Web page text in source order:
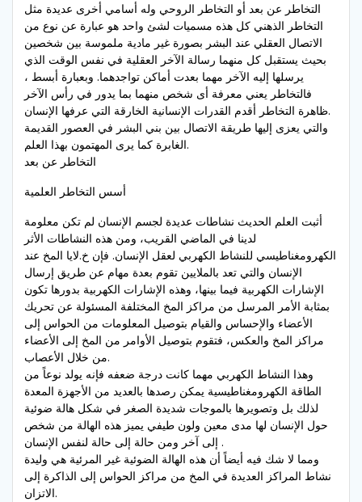
التخاطر عن بعد أو التخاطر الروحي وله أسامي أخرى عديدة مثل
التخاطر الذهني كل هذه مسميات لشئ واحد هو عبارة عن نوع من
الاتصال العقلي عند البشر بصورة غير مادية ملموسة بين شخصين
بحيث يستقبل كل منهما رسالة الآخر العقلية في نفس الوقت الذي
يرسلها إليه الآخر مهما بعدت أماكن تواجدهما. وبعبارة أبسط ،
فالتخاطر يعني معرفة أى شخص منهما بما يدور في رأس الآخر
.ظاهرة التخاطر أقدم القدرات الإنسانية الخارقة التي عرفها الإنسان
والتي يعزى إليها طريقة الاتصال بين بني البشر في العصور القديمة
الغابرة كما يرى المهتمون بهذا العلم.
التخاطر عن بعد
أسس التخاطر العلمية
أثبت العلم الحديث نشاطات عديدة لجسم الإنسان لم تكن معلومة
لدينا في الماضي القريب، ومن هذه النشاطات الأثر
الكهرومغناطيسي للنشاط الكهربي لعقل الإنسان. فإن خ.لايا المخ عند
الإنسان والتي تعد بالملايين تقوم بعدة مهام عن طريق إرسال
الإشارات الكهربية فيما بينها، وهذه الإشارات الكهربية بدورها تكون
بمثابة الأمر المرسل من مراكز المخ المختلفة المسئولة عن تحريك
الأعضاء والإحساس والقيام بتوصيل المعلومات من الحواس إلى
مراكز المخ والعكس، فتقوم بتوصيل الأوامر من المخ إلى الأعضاء
من خلال الأعصاب.
وهذا النشاط الكهربي مهما كانت درجة ضعفه فإنه يولد نوعاً من
الطاقة الكهرومغناطيسية يمكن رصدها بالعديد من الأجهزة المعدة
لذلك بل وتصويرها بالموجات شديدة الصغر في شكل هالة ضوئية
حول الإنسان لها مدى معين ولون طيفي يميز هذه الهالة من شخص
إلى آخر ومن حالة إلى حالة لنفس الإنسان .
ومما لا شك فيه أيضاً أن هذه الهالة الضوئية غير المرئية هي وليدة
نشاط المراكز العديدة في المخ من مراكز الحواس إلى الذاكرة إلى
الاتزان.